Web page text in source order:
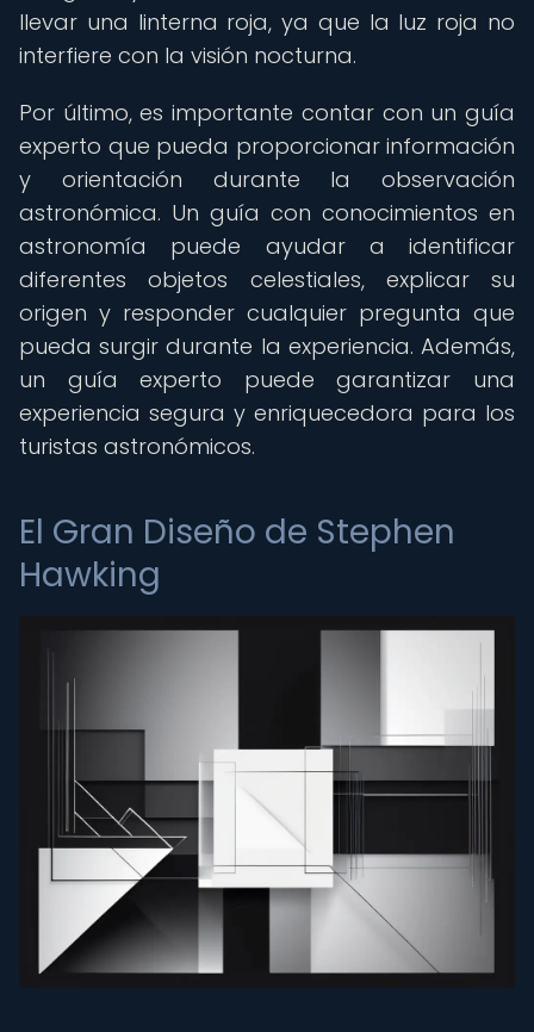
llevar una linterna roja, ya que la luz roja no
interfiere con la visión nocturna.
Por último, es importante contar con un guía
experto que pueda proporcionar información
y orientación durante la observación
astronómica. Un guía con conocimientos en
astronomía puede ayudar a identificar
diferentes objetos celestiales, explicar su
origen y responder cualquier pregunta que
pueda surgir durante la experiencia. Además,
un guía experto puede garantizar una
experiencia segura y enriquecedora para los
turistas astronómicos.
El Gran Diseño de Stephen
Hawking